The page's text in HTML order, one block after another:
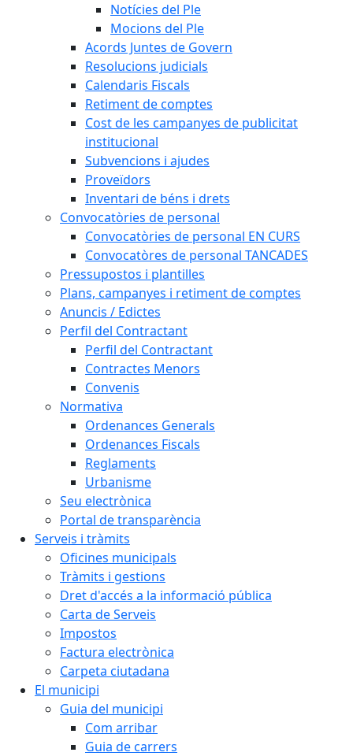
Notícies del Ple
Mocions del Ple
Acords Juntes de Govern
Resolucions judicials
Calendaris Fiscals
Retiment de comptes
Cost de les campanyes de publicitat
institucional
Subvencions i ajudes
Proveïdors
Inventari de béns i drets
Convocatòries de personal
Convocatòries de personal EN CURS
Convocatòres de personal TANCADES
Pressupostos i plantilles
Plans, campanyes i retiment de comptes
Anuncis / Edictes
Perfil del Contractant
Perfil del Contractant
Contractes Menors
Convenis
Normativa
Ordenances Generals
Ordenances Fiscals
Reglaments
Urbanisme
Seu electrònica
Portal de transparència
Serveis i tràmits
Oficines municipals
Tràmits i gestions
Dret d'accés a la informació pública
Carta de Serveis
Impostos
Factura electrònica
Carpeta ciutadana
El municipi
Guia del municipi
Com arribar
Guia de carrers